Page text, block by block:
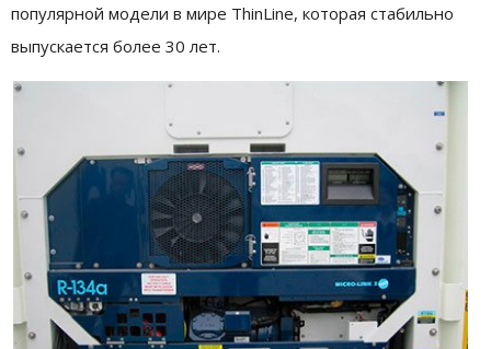
популярной модели в мире ThinLine, которая стабильно
выпускается более 30 лет.